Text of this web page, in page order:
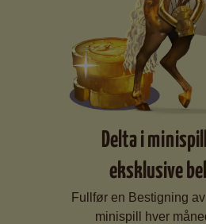
Delta i
eksklusive
Fullfør en Bestigning
minispill hver